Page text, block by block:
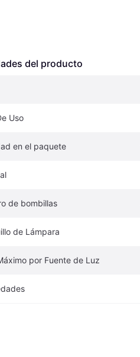
del producto
Uso
en el paquete
de bombillas
de Lámpara
por Fuente de Luz